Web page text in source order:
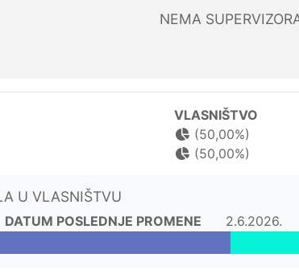
NEMA
VLASNIŠTVO
(50,00%)
(50,00%)
U VLASNIŠTVU
DATUM POSLEDNJE PROMENE 2.6.2026.